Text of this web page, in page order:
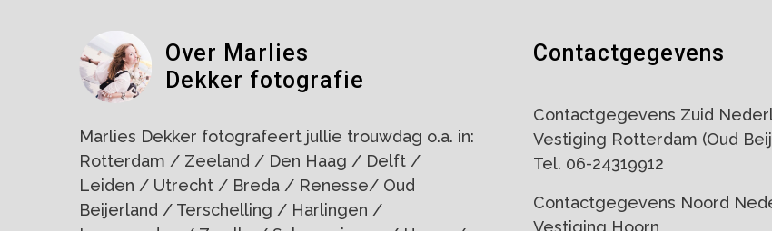
Over Marlies
Dekker fotografie
Marlies Dekker fotografeert jullie trouwdag o.a. in:
Rotterdam / Zeeland / Den Haag / Delft /
Leiden / Utrecht / Breda / Renesse/ Oud
Beijerland / Terschelling / Harlingen /
Contactgegevens
Contactgegevens Zuid
Vestiging Rotterdam (Oud
Tel. 06-24319912
Contactgegevens Noord